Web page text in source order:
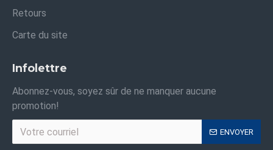
Retours
Carte du site
Infolettre
Abonnez-vous, soyez sûr de ne manquer aucune
promotion!
ENVOYER